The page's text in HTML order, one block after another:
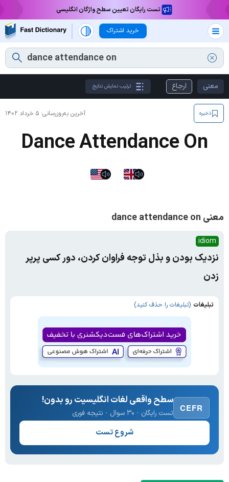
تست رایگان تعیین سطح واژگان انگلیسی
خرید اشتراک
معنی ارجاع ترتیب نمایش نتایج
آخرین به‌روزرسانی: ۵ خرداد ۱۴۰۲ ذخیره
Dance Attendance On
معنی dance attendance on
idiom
نزدیک بودن و بذل توجه فراوان کردن، دور کسی پرپر
زدن
تبلیغات (تبلیغات را حذف کنید)
CEFR
سطح واقعی لغات انگلیسیت رو بدون!
تست رایگان · ۳۰ سوال · نتیجه فوری
شروع تست